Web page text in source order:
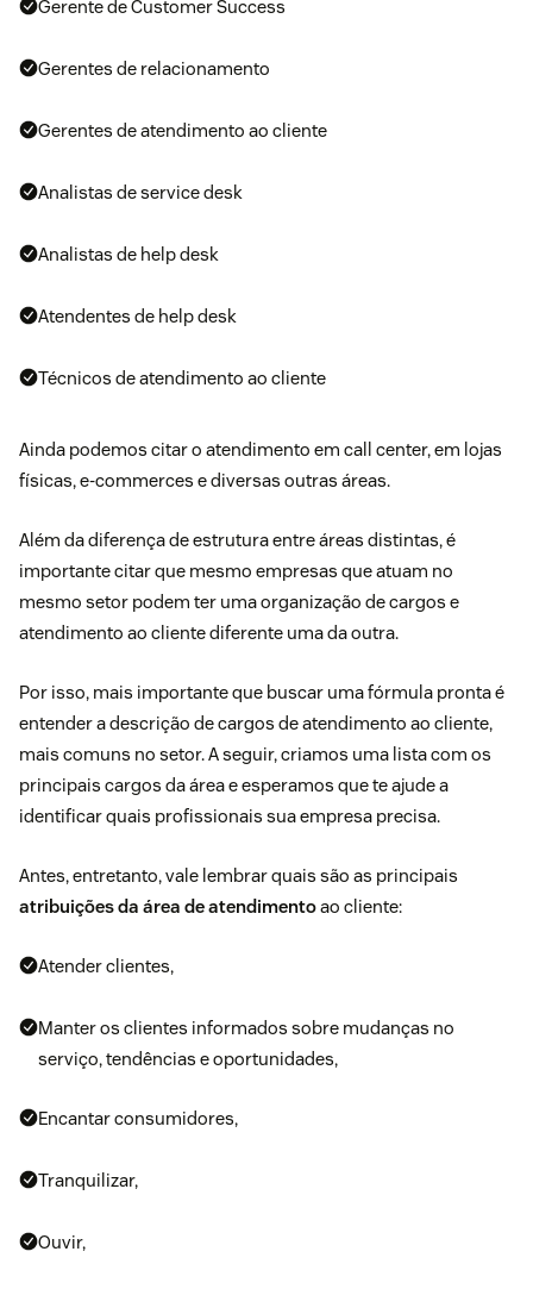
Gerente de Customer Success
Gerentes de relacionamento
Gerentes de atendimento ao cliente
Analistas de service desk
Analistas de help desk
Atendentes de help desk
Técnicos de atendimento ao cliente
Ainda podemos citar o atendimento em call center, em lojas
físicas, e-commerces e diversas outras áreas.
Além da diferença de estrutura entre áreas distintas, é
importante citar que mesmo empresas que atuam no
mesmo setor podem ter uma organização de cargos e
atendimento ao cliente diferente uma da outra.
Por isso, mais importante que buscar uma fórmula pronta é
entender a descrição de cargos de atendimento ao cliente,
mais comuns no setor. A seguir, criamos uma lista com os
principais cargos da área e esperamos que te ajude a
identificar quais profissionais sua empresa precisa.
Antes, entretanto, vale lembrar quais são as principais
atribuições da área de atendimentoao cliente:
Atender clientes,
Manter os clientes informados sobre mudanças no
serviço, tendências e oportunidades,
Encantar consumidores,
Tranquilizar,
Ouvir,